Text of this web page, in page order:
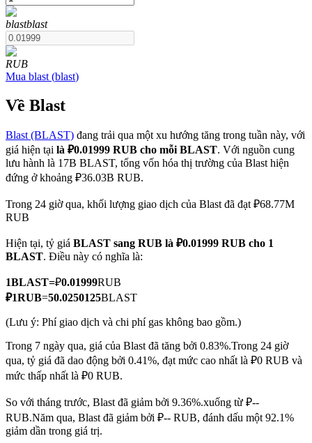
COIN-M Futures
Futures sử dụng token làm tài sản thế chấp
TradFi
USDC Futures vĩnh cửu
Futures sử dụng USDC làm tài sản thế chấp
blastblast
RUB
Mua blast (blast)
Về Blast
Blast (BLAST) đang trải qua một xu hướng tăng trong tuần này, với
giá hiện tại là ₽0.01999 RUB cho mỗi BLAST. Với nguồn cung
lưu hành là 17B BLAST, tổng vốn hóa thị trường của Blast hiện
đứng ở khoảng ₽36.03B RUB.
Trong 24 giờ qua, khối lượng giao dịch của Blast đã đạt ₽68.77M
RUB
Hiện tại, tỷ giá BLAST sang RUB là ₽0.01999 RUB cho 1
BLAST. Điều này có nghĩa là:
1BLAST=₽0.01999RUB
₽1RUB=50.0250125BLAST
(Lưu ý: Phí giao dịch và chi phí gas không bao gồm.)
Trong 7 ngày qua, giá của Blast đã tăng bởi 0.83%.Trong 24 giờ
qua, tỷ giá đã dao động bởi 0.41%, đạt mức cao nhất là ₽0 RUB và
mức thấp nhất là ₽0 RUB.
So với tháng trước, Blast đã giảm bởi 9.36%.xuống từ ₽--
RUB.Năm qua, Blast đã giảm bởi ₽-- RUB, đánh dấu một 92.1%
giảm dần trong giá trị.